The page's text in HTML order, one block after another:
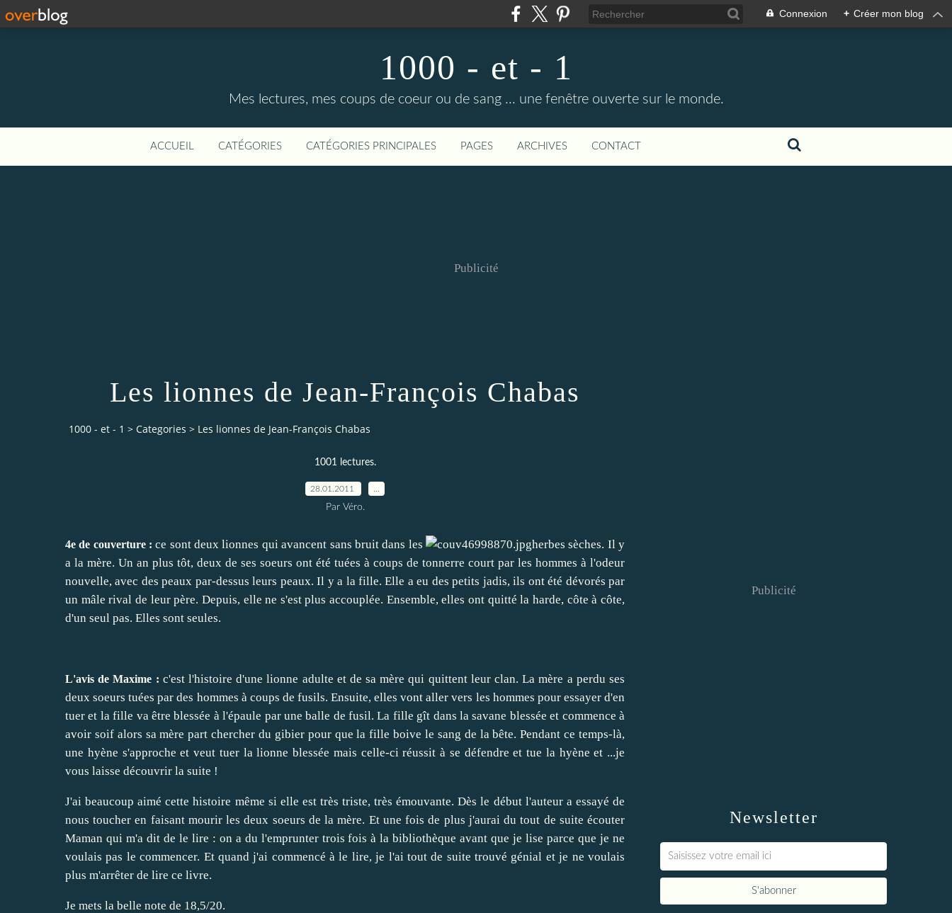
Connexion + Créer mon blog
1000 - et - 1
Mes lectures, mes coups de coeur ou de sang ... une fenêtre ouverte sur le monde.
ACCUEIL CATÉGORIES CATÉGORIES PRINCIPALES PAGES ARCHIVES CONTACT
Publicité
Les lionnes de Jean-François Chabas
1000 - et - 1 > Categories > Les lionnes de Jean-François Chabas
1001 lectures.
28.01.2011
Par Véro.
4e de couverture : ce sont deux lionnes qui avancent sans bruit dans les
herbes sèches. Il y
a la mère. Un an plus tôt, deux de ses soeurs ont été tuées à coups de tonnerre court par les hommes à l'odeur
nouvelle, avec des peaux par-dessus leurs peaux. Il y a la fille. Elle a eu des petits jadis, ils ont été dévorés par
un mâle rival de leur père. Depuis, elle ne s'est plus accouplée. Ensemble, elles ont quitté la harde, côte à côte,
d'un seul pas. Elles sont seules.
L'avis de Maxime : c'est l'histoire d'une lionne adulte et de sa mère qui quittent leur clan. La mère a perdu ses
deux soeurs tuées par des hommes à coups de fusils. Ensuite, elles vont aller vers les hommes pour essayer d'en
tuer et la fille va être blessée à l'épaule par une balle de fusil. La fille gît dans la savane blessée et commence à
avoir soif alors sa mère part chercher du gibier pour que la fille boive le sang de la bête. Pendant ce temps-là,
une hyène s'approche et veut tuer la lionne blessée mais celle-ci réussit à se défendre et tue la hyène et ...je
vous laisse découvrir la suite !
J'ai beaucoup aimé cette histoire même si elle est très triste, très émouvante. Dès le début l'auteur a essayé de
nous toucher en faisant mourir les deux soeurs de la mère. Et une fois de plus j'aurai du tout de suite écouter
Maman qui m'a dit de le lire : on a du l'emprunter trois fois à la bibliothèque avant que je lise parce que je ne
voulais pas le commencer. Et quand j'ai commencé à le lire, je l'ai tout de suite trouvé génial et je ne voulais
plus m'arrêter de lire ce livre.
Je mets la belle note de 18,5/20.
Newsletter
Publicité